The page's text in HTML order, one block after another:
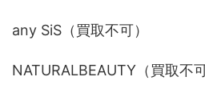
any SiS（買取不可）
NATURALBEAUTY（買取不可